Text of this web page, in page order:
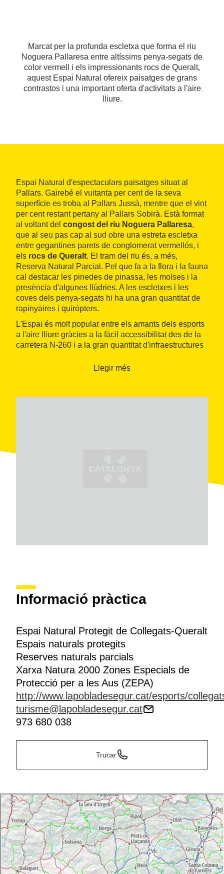
Marcat per la profunda escletxa que forma el riu
Noguera Pallaresa entre altíssims penya-segats de
color vermell i els impressionants rocs de Queralt,
aquest Espai Natural ofereix paisatges de grans
contrastos i una important oferta d'activitats a l'aire
lliure.
Espai Natural d'espectaculars paisatges situat al
Pallars. Gairebé el vuitanta per cent de la seva
superfície es troba al Pallars Jussà, mentre que el vint
per cent restant pertany al Pallars Sobirà. Està format
al voltant del congost del riu Noguera Pallaresa,
que al seu pas cap al sud obre una estreta escletxa
entre gegantines parets de conglomerat vermellós, i
els rocs de Queralt. El tram del riu és, a més,
Reserva Natural Parcial. Pel que fa a la flora i la fauna
cal destacar les pinedes de pinassa, les molses i la
presència d'algunes llúdries. A les escletxes i les
coves dels penya-segats hi ha una gran quantitat de
rapinyaires i quiròpters.
L'Espai és molt popular entre els amants dels esports
a l'aire lliure gràcies a la fàcil accessibilitat des de la
carretera N-260 i a la gran quantitat d'infraestructures
esports. Entre d'altres, s'hi pot practicar senderisme,
Llegir més
Informació pràctica
Espai Natural Protegit de Collegats-Queralt
Espais naturals protegits
Reserves naturals parcials
Xarxa Natura 2000 Zones Especials de
Protecció per a les Aus (ZEPA)
http://www.lapobladesegur.cat/esports/
turisme@lapobladesegur.cat
973 680 038
Trucar